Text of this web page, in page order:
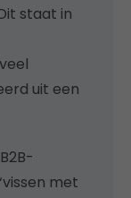
staat in
uit een
met